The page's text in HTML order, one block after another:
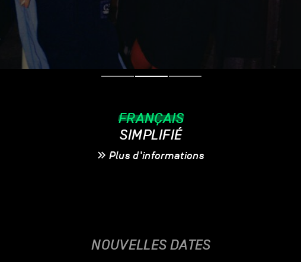
FRANÇAIS
SIMPLIFIÉ
Plus d'informations
NOUVELLES DATES